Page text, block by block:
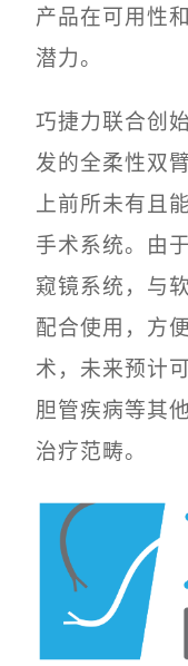
产品在可用性
潜力。
巧捷力联合创
发的全柔性双
上前所未有且
手术系统。由
窥镜系统，与
配合使用，方
术，未来预计
胆管疾病等其
治疗范畴。